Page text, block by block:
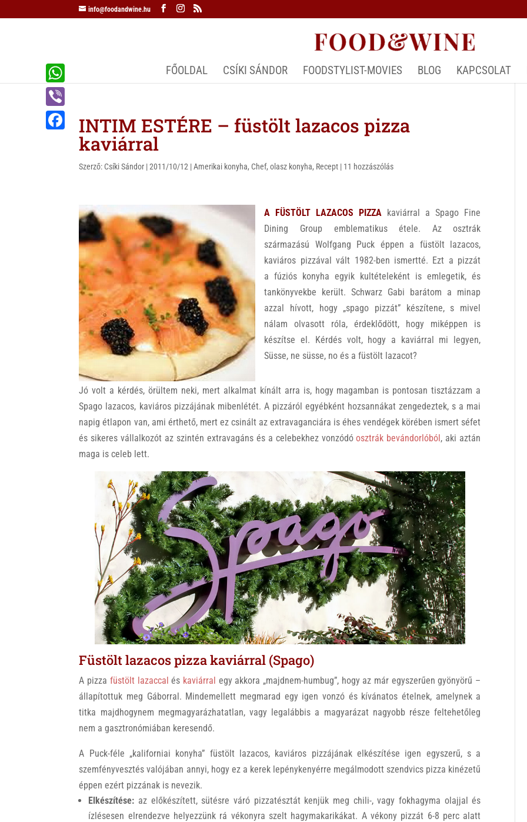
info@foodandwine.hu
FŐOLDAL CSÍKI SÁNDOR FOODSTYLIST-MOVIES BLOG KAPCSOLAT
INTIM ESTÉRE – füstölt lazacos pizza
kaviárral
Szerző: Csíki Sándor |2011/10/12 |Amerikai konyha, Chef,olasz konyha, Recept | 11 hozzászólás
A FÜSTÖLT LAZACOS PIZZA kaviárral a Spago Fine
Dining Group emblematikus étele. Az osztrák
származású Wolfgang Puck éppen a füstölt lazacos,
kaviáros pizzával vált 1982-ben ismertté. Ezt a pizzát
a fúziós konyha egyik kultételeként is emlegetik, és
tankönyvekbe került. Schwarz Gabi barátom a minap
azzal hívott, hogy „spago pizzát” készítene, s mivel
nálam olvasott róla, érdeklődött, hogy miképpen is
készítse el. Kérdés volt, hogy a kaviárral mi legyen,
Süsse, ne süsse, no és a füstölt lazacot?
Jó volt a kérdés, örültem neki, mert alkalmat kínált arra is, hogy magamban is pontosan tisztázzam a
Spago lazacos, kaviáros pizzájának mibenlétét. A pizzáról egyébként hozsannákat zengedeztek, s a mai
napig étlapon van, ami érthető, mert ez csinált az extravaganciára is éhes vendégek körében ismert séfet
és sikeres vállalkozót az szintén extravagáns és a celebekhez vonzódóosztrák bevándorlóból, aki aztán
maga is celeb lett.
Füstölt lazacos pizza kaviárral (Spago)
A pizza füstölt lazaccal és kaviárral egy akkora „majdnem-humbug”, hogy az már egyszerűen gyönyörű –
állapítottuk meg Gáborral. Mindemellett megmarad egy igen vonzó és kívánatos ételnek, amelynek a
titka majdhogynem megmagyarázhatatlan, vagy legalábbis a magyarázat nagyobb része feltehetőleg
nem a gasztronómiában keresendő.
A Puck-féle „kaliforniai konyha” füstölt lazacos, kaviáros pizzájának elkészítése igen egyszerű, s a
szemfényvesztés valójában annyi, hogy ez a kerek lepénykenyérre megálmodott szendvics pizza kinézetű
éppen ezért pizzának is nevezik.
Elkészítése: az előkészített, sütésre váró pizzatésztát kenjük meg chili-, vagy fokhagyma olajjal és
ízlésesen elrendezve helyezzünk rá vékonyra szelt hagymakarikákat. A vékony pizzát 6-8 perc alatt
W
h
a
V